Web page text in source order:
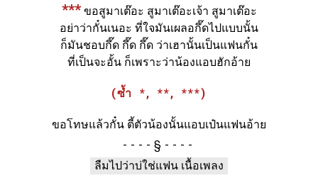
***ขอสูมาเต๊อะ สูมาเต๊อะเจ้า สูมาเต๊อะ
อย่าว่ากั๋นเนอะ ที่ใจมันเผลอกึ๊ดไปแบบนั้น
ก็มันชอบกึ๊ด กึ๊ด กึ๊ด ว่าเฮานั้นเป็นแฟนกั๋น
ที่เป็นจะอั้น ก็เพราะว่าน้องแอบฮักอ้าย
(ซ้ำ *, **, ***)
ขอโทษแล้วกั๋น ตี้ตัวน้องนั้นแอบเป๋นแฟนอ้าย
§
ลืมไปว่าบ่ใช่แฟน เนื้อเพลง